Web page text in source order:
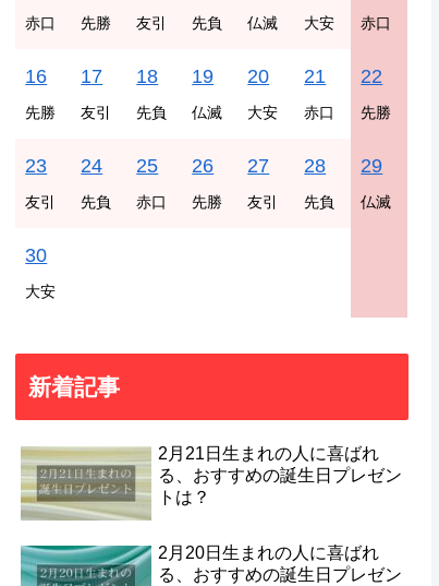
赤口 先勝 友引 先負 仏滅 大安 赤口
16
先勝
17
友引
18
先負
19
仏滅
20
大安
21
赤口
22
先勝
23
友引
24
先負
25
赤口
26
先勝
27
友引
28
先負
29
仏滅
30
大安
新着記事
2月21日生まれの人に喜ばれ
る、おすすめの誕生日プレゼン
トは？
2月20日生まれの人に喜ばれ
る、おすすめの誕生日プレゼン